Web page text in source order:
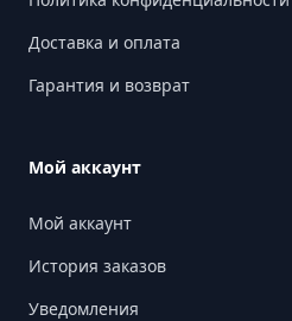
Доставка и оплата
Гарантия и возврат
Мой аккаунт
Мой аккаунт
История заказов
Уведомления